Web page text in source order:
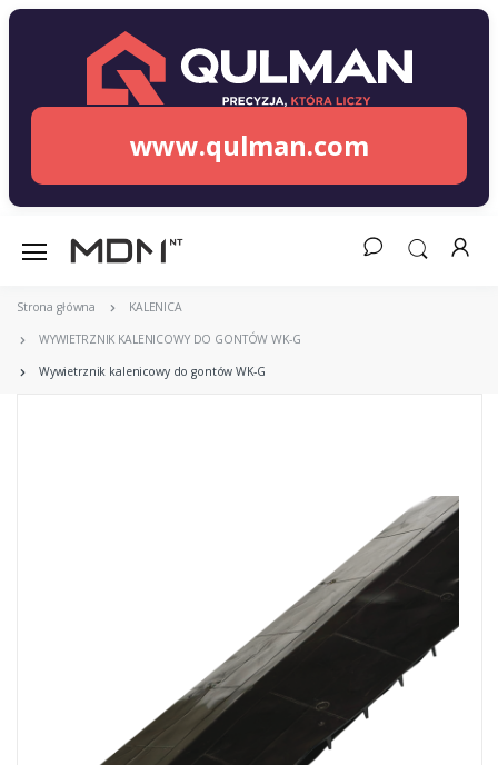
www.qulman.com
Strona główna KALENICA
WYWIETRZNIK KALENICOWY DO GONTÓW WK-G
Wywietrznik kalenicowy do gontów WK-G